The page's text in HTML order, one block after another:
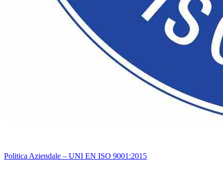
Politica Aziendale – UNI EN ISO 9001:2015